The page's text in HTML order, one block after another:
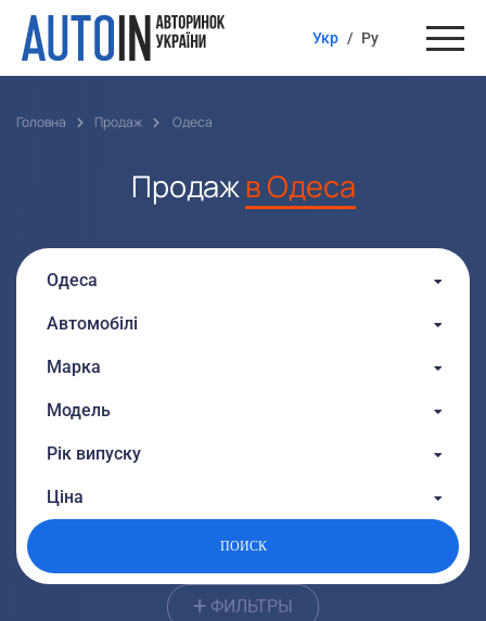
Укр / Ру
Головна Продаж Одеса
Продажв Одеса
Одеса
Автомобілі
Марка
Модель
Рік випуску
Ціна
ПОИСК
+ ФИЛЬТРЫ